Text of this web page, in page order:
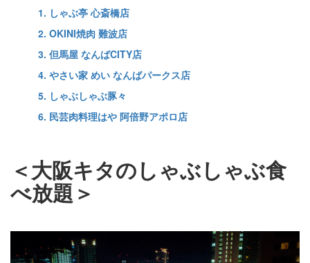
1. しゃぶ亭 心斎橋店
2. OKINI焼肉 難波店
3. 但馬屋 なんばCITY店
4. やさい家 めい なんばパークス店
5. しゃぶしゃぶ豚々
6. 民芸肉料理はや 阿倍野アポロ店
＜大阪キタのしゃぶしゃぶ食
べ放題＞